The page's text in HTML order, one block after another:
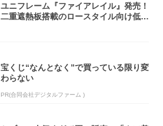
ユニフレーム『ファイアレイル』発売！
二重遮熱板搭載のロースタイル向け低型
宝くじ“なんとなく”で買っている限り変
わらない
PR(合同会社デジタルファーム )